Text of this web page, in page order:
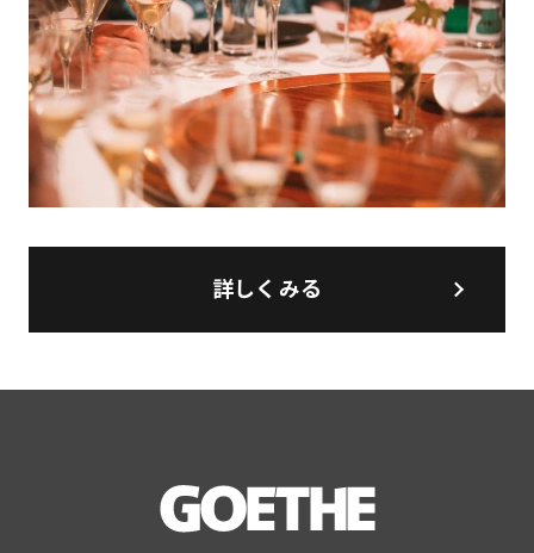
詳しくみる